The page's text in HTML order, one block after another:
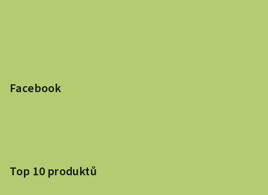
Facebook
Top 10 produktů